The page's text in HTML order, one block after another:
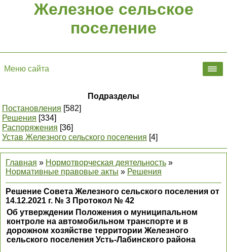
Железное сельское
поселение
Меню сайта
Подразделы
Постановления [582]
Решения [334]
Распоряжения [36]
Устав Железного сельского поселения [4]
Главная » Нормотворческая деятельность »
Нормативные правовые акты » Решения
Решение Совета Железного сельского поселения от
14.12.2021 г. № 3 Протокол № 42
Об утверждении Положения о муниципальном
контроле на автомобильном транспорте и в
дорожном хозяйстве территории Железного
сельского поселения Усть-Лабинского района